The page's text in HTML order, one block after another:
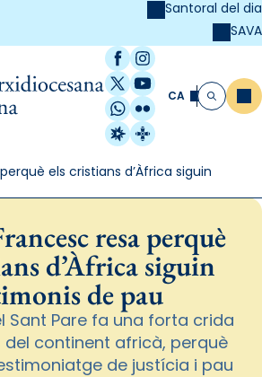
Santoral del dia
SAVA
Facebook
Instagram
X / Twitter
YouTube
WhatsApp
Flickr
Radio Estel
Catalunya
CA Cerca
els cristians d’Àfrica siguin
resa perquè
d’Àfrica siguin
de pau
Sant Pare fa una forta crida
del continent africà, perquè
de justícia i pau